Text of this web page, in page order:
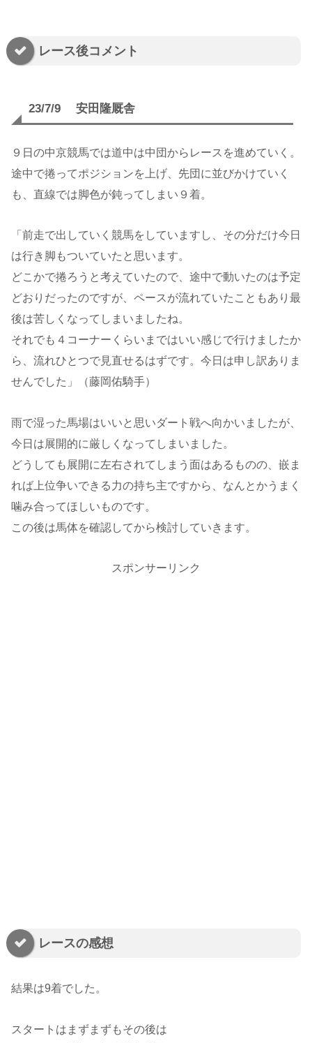
レース後コメント
23/7/9 安田隆厩舎
９日の中京競馬では道中は中団からレースを進めていく。
途中で捲ってポジションを上げ、先団に並びかけていく
も、直線では脚色が鈍ってしまい９着。
「前走で出していく競馬をしていますし、その分だけ今日
は行き脚もついていたと思います。
どこかで捲ろうと考えていたので、途中で動いたのは予定
どおりだったのですが、ペースが流れていたこともあり最
後は苦しくなってしまいましたね。
それでも４コーナーくらいまではいい感じで行けましたか
ら、流れひとつで見直せるはずです。今日は申し訳ありま
せんでした」（藤岡佑騎手）
雨で湿った馬場はいいと思いダート戦へ向かいましたが、
今日は展開的に厳しくなってしまいました。
どうしても展開に左右されてしまう面はあるものの、嵌ま
れば上位争いできる力の持ち主ですから、なんとかうまく
噛み合ってほしいものです。
この後は馬体を確認してから検討していきます。
スポンサーリンク
レースの感想
結果は9着でした。
スタートはまずまずもその後は